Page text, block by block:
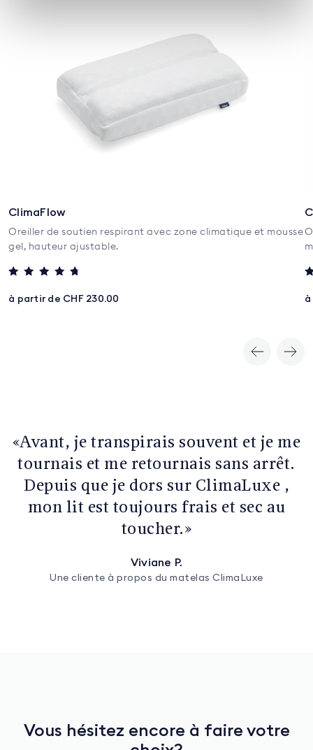
ClimaFlow
Oreiller de soutien respirant avec zone climatique et mousse
gel, hauteur ajustable.
4.5
sur 5
à partir de CHF 230.00
5
«Avant, je transpirais souvent et je me
tournais et me retournais sans arrêt.
Depuis que je dors sur ClimaLuxe ,
mon lit est toujours frais et sec au
toucher.»
Viviane P.
Une cliente à propos du matelas ClimaLuxe
Vous hésitez encore à faire votre